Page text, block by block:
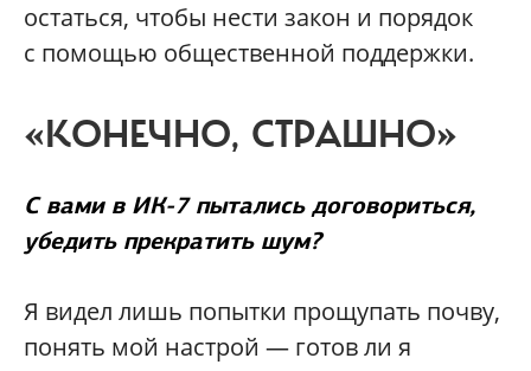
остаться, чтобы нести закон и порядок
с помощью общественной поддержки.
«КОНЕЧНО, СТРАШНО»
С вами в ИК-7 пытались договориться,
убедить прекратить шум?
Я видел лишь попытки прощупать почву,
понять мой настрой — готов ли я